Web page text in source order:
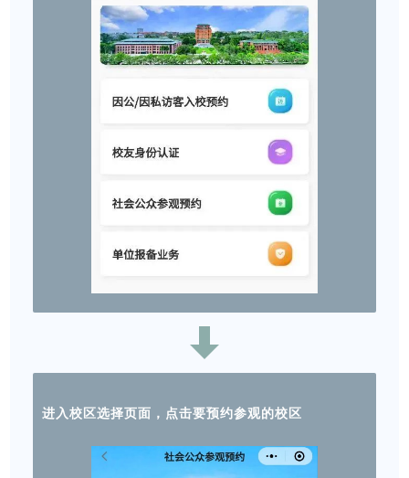
进入校区选择页面，点击要预约参观的校区